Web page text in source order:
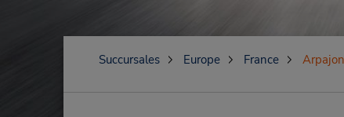
Succursales Europe France Arpajon